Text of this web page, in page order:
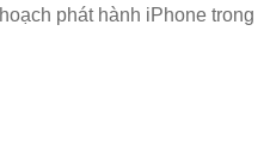
phát hành iPhone trong